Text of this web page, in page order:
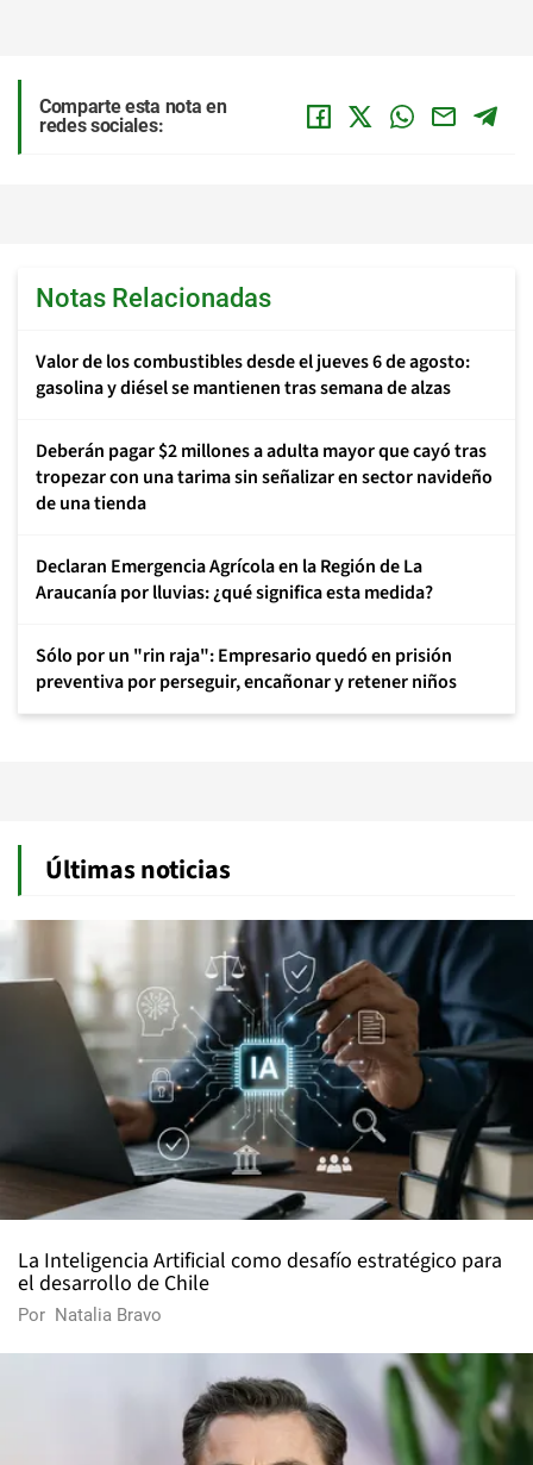
Comparte esta nota en
redes sociales:
Notas Relacionadas
Valor de los combustibles desde el jueves 6 de agosto:
gasolina y diésel se mantienen tras semana de alzas
Deberán pagar $2 millones a adulta mayor que cayó tras
tropezar con una tarima sin señalizar en sector navideño
de una tienda
Declaran Emergencia Agrícola en la Región de La
Araucanía por lluvias: ¿qué significa esta medida?
Sólo por un "rin raja": Empresario quedó en prisión
preventiva por perseguir, encañonar y retener niños
Últimas noticias
La Inteligencia Artificial como desafío estratégico para
el desarrollo de Chile
Por Natalia Bravo